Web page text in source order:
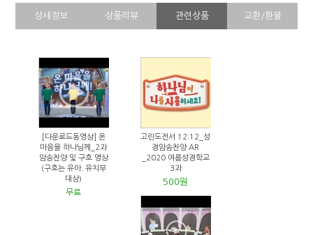
상세정보 상품리뷰 관련상품 교환/환불
[다운로드동영상] 온
마음을 하나님께_2과
암송찬양 및 구호 영상
(구호는 유아. 유치부
대상)
무료
고린도전서 12:12_성
경암송찬양 AR
_2020 여름성경학교
3과
500원